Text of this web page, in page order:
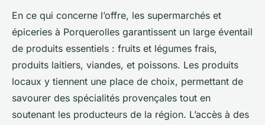
En ce qui concerne l’offre, les supermarchés et
épiceries à Porquerolles garantissent un large éventail
de produits essentiels : fruits et légumes frais,
produits laitiers, viandes, et poissons. Les produits
locaux y tiennent une place de choix, permettant de
savourer des spécialités provençales tout en
soutenant les producteurs de la région. L’accès à des